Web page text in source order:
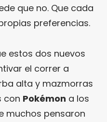
que no. Que cada
preferencias.
estos dos nuevos
el correr a
alta y mazmorras
con Pokémon a los
muchos pensaron